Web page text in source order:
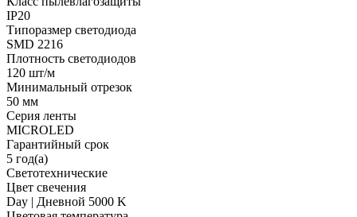
IP20
Типоразмер светодиода
SMD 2216
Плотность светодиодов
120 шт/м
Минимальный отрезок
50 мм
Серия ленты
MICROLED
Гарантийный срок
5 год(а)
Светотехнические
Цвет свечения
Day | Дневной 5000 K